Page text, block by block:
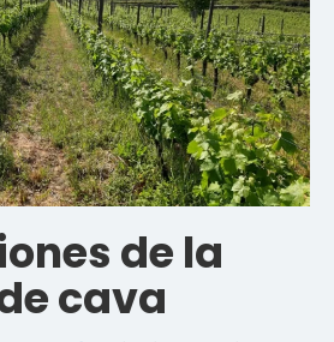
de la
cava